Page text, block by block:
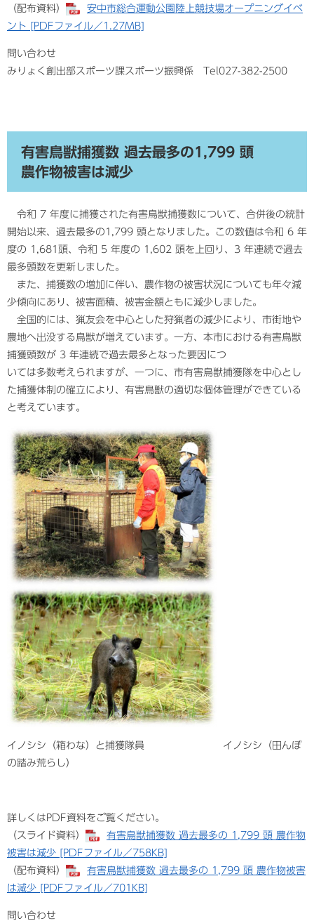
（配布資料）
安中市総合運動公園陸上競技場オープニングイベ
ント [PDFファイル／1.27MB]
​問い合わせ
みりょく創出部スポーツ課スポーツ振興係 Tel027-382-2500
有害鳥獣捕獲数 過去最多の1,799 頭
農作物被害は減少
令和 7 年度に捕獲された有害鳥獣捕獲数について、合併後の統計
開始以来、過去最多の1,799 頭となりました。この数値は令和 6 年
度の 1,681頭、令和 5 年度の 1,602 頭を上回り、3 年連続で過去
最多頭数を更新しました。
また、捕獲数の増加に伴い、農作物の被害状況についても年々減
少傾向にあり、被害面積、被害金額ともに減少しました。
全国的には、猟友会を中心とした狩猟者の減少により、市街地や
農地へ出没する鳥獣が増えています。一方、本市における有害鳥獣
捕獲頭数が 3 年連続で過去最多となった要因につ
いては多数考えられますが、一つに、市有害鳥獣捕獲隊を中心とし
た捕獲体制の確立により、有害鳥獣の適切な個体管理ができている
と考えています。
イノシシ（箱わな）と捕獲隊員 イノシシ（田んぼ
の踏み荒らし）
詳しくはPDF資料をご覧ください。
（スライド資料）
有害鳥獣捕獲数 過去最多の 1,799 頭 農作物
被害は減少 [PDFファイル／758KB]
​（配布資料）​
有害鳥獣捕獲数 過去最多の 1,799 頭 農作物被害
は減少 [PDFファイル／701KB]
問い合わせ